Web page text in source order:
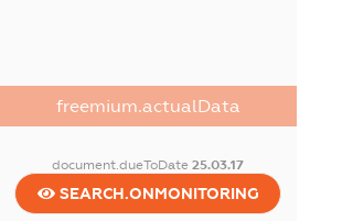
freemium.actualData
document.dueToDate25.03.17
SEARCH.ONMONITORING